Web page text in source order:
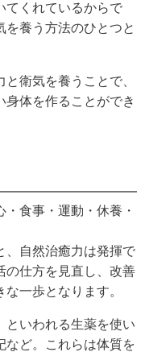
てくれているからで
養う方法のひとつと
衛気を養うことで、
体を作ることができ
食事・運動・休養・
、自然治癒力は発揮で
の仕方を見直し、改善
一歩となります。
といわれる生薬を使い
など。これらは体質を